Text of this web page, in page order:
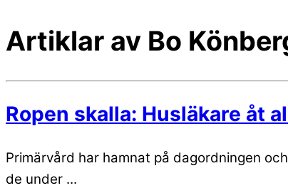
Artiklar av Bo
Ropen skalla: Husläkare åt
Primärvård har hamnat på dagordningen
de under ...